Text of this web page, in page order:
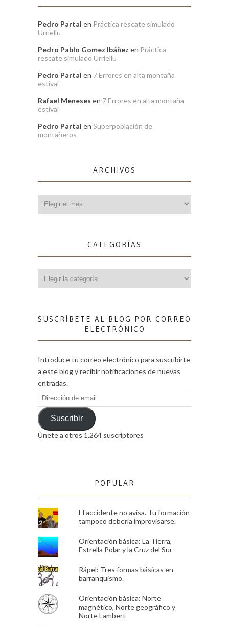
Pedro Partal en Práctica rescate simulado
Urriellu
Pedro Pablo Gomez Ibáñez en Práctica
rescate simulado Urriellu
Pedro Partal en 7 Errores en alta montaña
estival
Rafael Meneses en 7 Errores en alta montaña
estival
Pedro Partal en Superpoblación de
montañeros
ARCHIVOS
CATEGORÍAS
SUSCRÍBETE AL BLOG POR CORREO
ELECTRÓNICO
Introduce tu correo electrónico para suscribirte
a este blog y recibir notificaciones de nuevas
entradas.
Dirección
de
emailSuscribir
Únete a otros 1.264 suscriptores
POPULAR
El accidente no avisa. Tu formación
tampoco debería improvisarse.
Orientación básica: La Tierra,
Estrella Polar y la Cruz del Sur
Rápel: Tres formas básicas en
barranquismo.
Orientación básica: Norte
magnético, Norte geográfico y
Norte Lambert